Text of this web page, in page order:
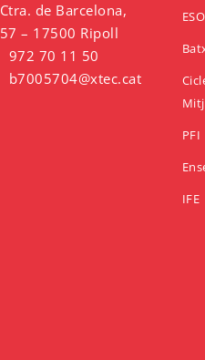
Ctra. de Barcelona,
57 – 17500 Ripoll
972 70 11 50
b7005704@xtec.cat
ESO
PFI
IFE